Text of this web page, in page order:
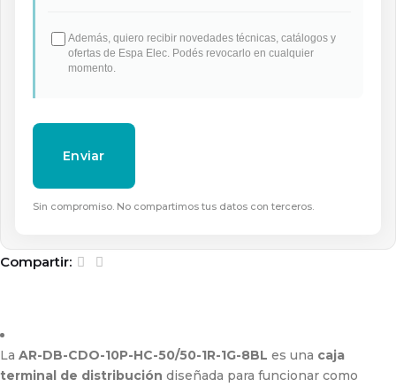
Además, quiero recibir novedades técnicas, catálogos y
ofertas de Espa Elec. Podés revocarlo en cualquier
momento.
Sin compromiso. No compartimos tus datos con terceros.
Compartir:
La AR-DB-CDO-10P-HC-50/50-1R-1G-8BL es una caja
terminal de distribución diseñada para funcionar como